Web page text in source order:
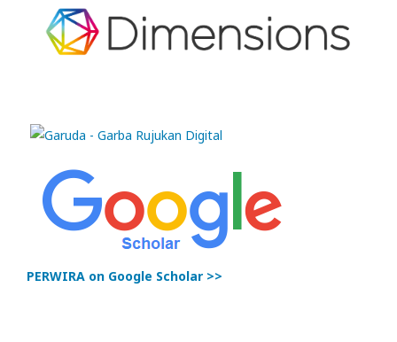
PERWIRA on Google Scholar >>